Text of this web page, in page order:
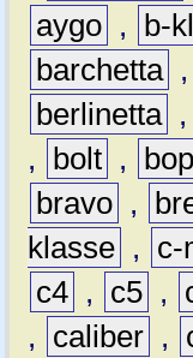
aygo , b-
barchetta ,
berlinetta ,
,
bolt , bop
bravo ,
klasse , c-
c4 , c5 ,
,
caliber ,